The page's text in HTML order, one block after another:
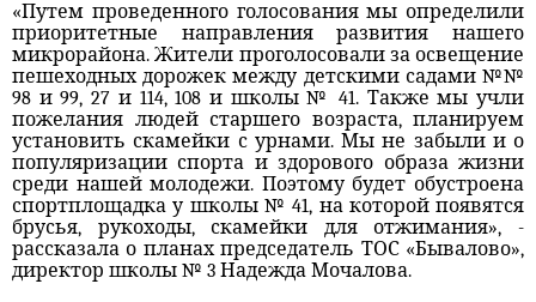
«Путем проведенного голосования мы определили
приоритетные направления развития нашего
микрорайона. Жители проголосовали за освещение
пешеходных дорожек между детскими садами №№
98 и 99, 27 и 114, 108 и школы № 41. Также мы учли
пожелания людей старшего возраста, планируем
установить скамейки с урнами. Мы не забыли и о
популяризации спорта и здорового образа жизни
среди нашей молодежи. Поэтому будет обустроена
спортплощадка у школы № 41, на которой появятся
брусья, рукоходы, скамейки для отжимания», -
рассказала о планах председатель ТОС «Бывалово»,
директор школы № 3 Надежда Мочалова.